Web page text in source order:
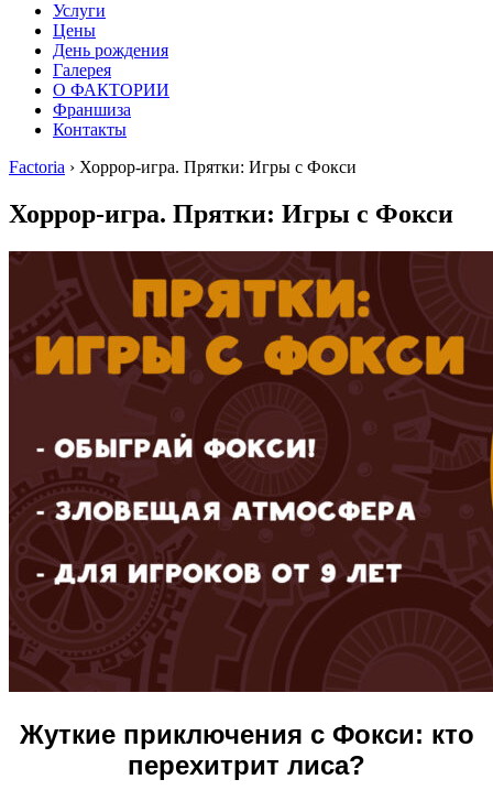
Услуги
Цены
День рождения
Галерея
О ФАКТОРИИ
Франшиза
Контакты
Factoria › Хоррор-игра. Прятки: Игры с Фокси
Хоррор-игра. Прятки: Игры с Фокси
Жуткие приключения с Фокси: кто
перехитрит лиса?